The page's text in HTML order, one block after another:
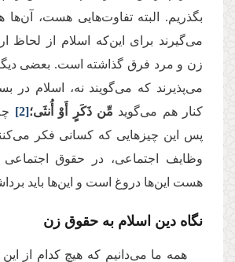
بگذریم. البته تفاوت‌هایی هست، آن‌ها
می‌گیرند برای این‌که اسلام از لحاظ
زن و مرد فرق گذاشته است. بعضی
می‌پذیرند که می‌گویند نه، اسلام در
کنار هم می‌گوید مِّن ذَكَرٍ أَوْ أُنثَى؛[2]
پس این چیزهایی که کسانی فکر
وظایف اجتماعی، در حقوق اجتماعی
هست این‌ها دروغ است و این‌ها باید
نگاه دین اسلام به حقوق زن
همه ما می‌دانیم که هیچ کدام از